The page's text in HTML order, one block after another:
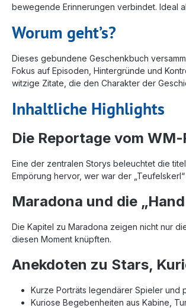
bewegende Erinnerungen verbindet. Ideal
Worum geht’s?
Dieses gebundene Geschenkbuch
Fokus auf Episoden, Hintergründe und
witzige Zitate, die den Charakter der
Inhaltliche Highlights
Die Reportage vom
Eine der zentralen Storys beleuchtet die
Empörung hervor, wer war der
Maradona und die
Die Kapitel zu Maradona zeigen nicht nur
diesen Moment knüpften.
Anekdoten zu Stars,
Kurze Porträts legendärer Spieler und
Kuriose Begebenheiten aus Kabine,